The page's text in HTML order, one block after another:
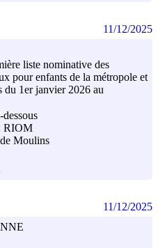
liste nominative des
pour enfants de la métropole et
du 1er janvier 2026 au
RIOM
Moulins
11/12/2025
11/12/2025